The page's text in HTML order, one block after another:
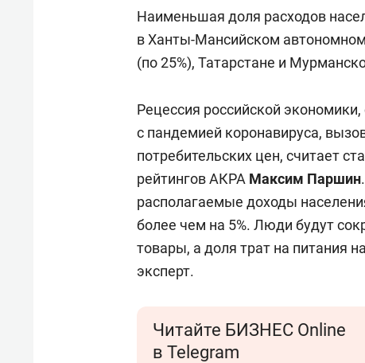
Наименьшая доля расходов
в Ханты-Мансийском
(по 25%), Татарстане и
Рецессия российской
с пандемией коронавируса,
потребительских цен, считает
рейтингов АКРА Максим Паршин
располагаемые доходы
более чем на 5%. Люди будут
товары, а доля трат на питания
эксперт.
Читайте БИЗНЕС Online
в Telegram